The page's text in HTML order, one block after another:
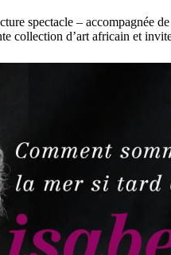
spectacle – accompagnée
d’art africain et